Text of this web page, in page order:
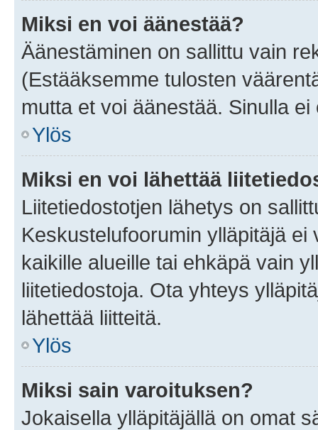
Miksi en voi äänestää?
Äänestäminen on sallittu vain
(Estääksemme tulosten
mutta et voi äänestää. Sinulla
Ylös
Miksi en voi lähettää
Liitetiedostotjen lähetys on
Keskustelufoorumin ylläpitäjä
kaikille alueille tai ehkäpä vain
liitetiedostoja. Ota yhteys
lähettää liitteitä.
Ylös
Miksi sain varoituksen?
Jokaisella ylläpitäjällä on omat